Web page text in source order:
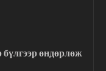
бүлгээр өндөрлөж